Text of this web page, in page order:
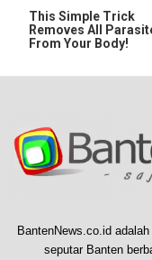
This Simple Trick
Removes All
From Your Body!
BantenNews.co.id
seputar Banten